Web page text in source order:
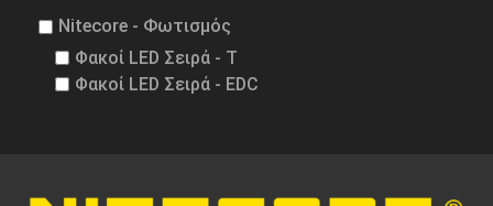
Nitecore - Φωτισμός
Φακοί LED Σειρά - T
Φακοί LED Σειρά - EDC